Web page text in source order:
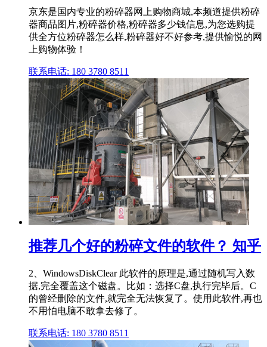
京东是国内专业的粉碎器网上购物商城,本频道提供粉碎
器商品图片,粉碎器价格,粉碎器多少钱信息,为您选购提
供全方位粉碎器怎么样,粉碎器好不好参考,提供愉悦的网
上购物体验！
联系电话: 180 3780 8511
推荐几个好的粉碎文件的软件？ 知乎
2、WindowsDiskClear 此软件的原理是,通过随机写入数
据,完全覆盖这个磁盘。比如：选择C盘,执行完毕后。C
的曾经删除的文件,就完全无法恢复了。使用此软件,再也
不用怕电脑不敢拿去修了。
联系电话: 180 3780 8511